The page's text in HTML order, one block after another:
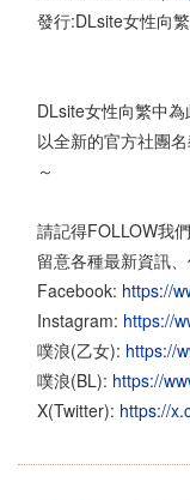
發行:DLsite女性向
DLsite女性向繁中
以全新的官方社團
～
請記得FOLLOW我
留意各種最新資訊
Facebook: https://
Instagram: https://
噗浪(乙女): https://
噗浪(BL): https://
X(Twitter): https://